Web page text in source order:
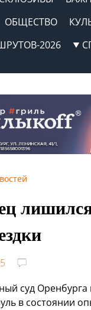
ОБЩЕСТВО
2026
суд
в состоянии